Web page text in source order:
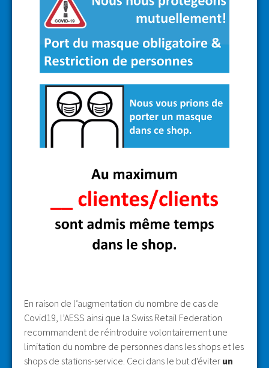
En raison de l’augmentation du nombre de cas de
Covid19, l’AESS ainsi que la Swiss Retail Federation
recommandent de réintroduire volontairement une
limitation du nombre de personnes dans les shops et les
shops de stations-service. Ceci dans le but d'éviter un